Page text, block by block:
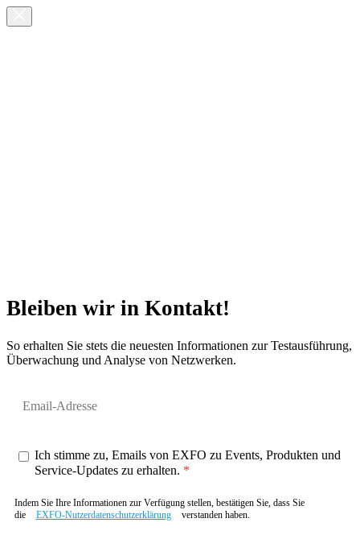
Bleiben wir in Kontakt!
So erhalten Sie stets die neuesten Informationen zur Testausführung,
Überwachung und Analyse von Netzwerken.
Ich stimme zu, Emails von EXFO zu Events, Produkten und
Service-Updates zu erhalten.
Indem Sie Ihre Informationen zur Verfügung stellen, bestätigen Sie, dass Sie
die
EXFO-Nutzerdatenschutzerklärung verstanden haben.